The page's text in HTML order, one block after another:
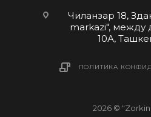
Чиланзар 18,
markazi", между
10А,
ПОЛИТИКА
2026 ©